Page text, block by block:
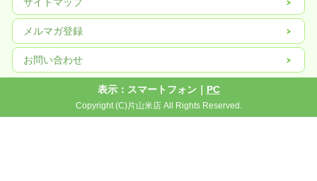
メルマガ登録
お問い合わせ
表示：スマートフォン｜ PC
Copyright (C)片山米店 All Rights Reserved.